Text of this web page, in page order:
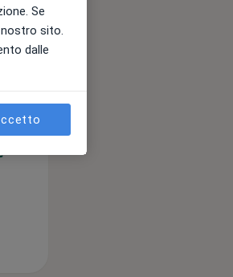
Lun,
Se
sito.
dalle